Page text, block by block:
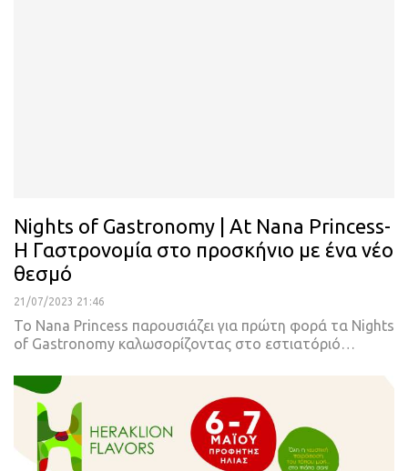
Nights of Gastronomy | At Nana Princess-
Η Γαστρονομία στο προσκήνιο με ένα νέο
θεσμό
21/07/2023 21:46
Το Nana Princess παρουσιάζει για πρώτη φορά τα Nights
of Gastronomy καλωσορίζοντας στο εστιατόριό